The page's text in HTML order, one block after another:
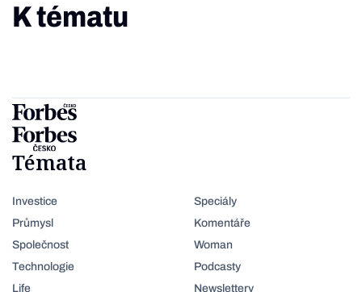
K tématu
Témata
Investice
Průmysl
Společnost
Technologie
Life
Speciály
Komentáře
Woman
Podcasty
Newslettery